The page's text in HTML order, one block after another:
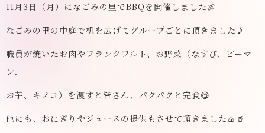
11月3日（月）になごみの里でBBQを開催しました🍖
なごみの里の中庭で机を広げてグループごとに頂きました♪
職員が焼いたお肉やフランクフルト、お野菜（なすび、ピーマ
ン、
お芋、キノコ）を渡すと皆さん、パクパクと完食😋
他にも、おにぎりやジュースの提供もさせて頂きました🍙🥤